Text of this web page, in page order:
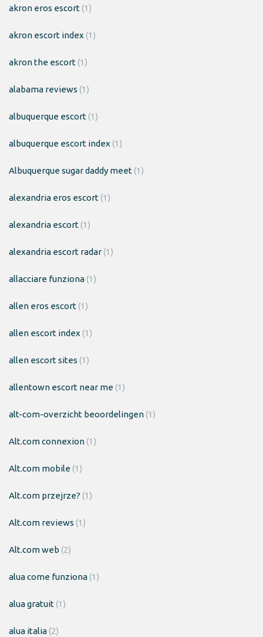
akron eros escort(1)
akron escort index (1)
akron the escort(1)
alabama reviews (1)
albuquerque escort(1)
albuquerque escort index (1)
Albuquerque sugar daddy meet(1)
alexandria eros escort(1)
alexandria escort(1)
alexandria escort radar(1)
allacciare funziona(1)
allen eros escort(1)
allen escort index (1)
allen escort sites (1)
allentown escort near me(1)
alt-com-overzicht beoordelingen(1)
Alt.com connexion(1)
Alt.com mobile(1)
Alt.com przejrze? (1)
Alt.com reviews (1)
Alt.com web (2)
alua come funziona(1)
alua gratuit(1)
alua italia(2)